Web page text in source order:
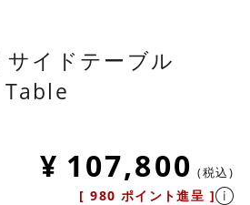
イドテーブル
¥ 107,800 税込
[ 980 ポイント進呈 ]